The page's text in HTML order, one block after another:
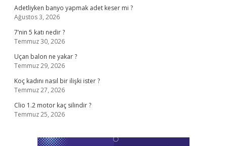
Adetliyken banyo yapmak adet keser mi ?
Ağustos 3, 2026
7’nin 5 katı nedir ?
Temmuz 30, 2026
Uçan balon ne yakar ?
Temmuz 29, 2026
Koç kadını nasıl bir ilişki ister ?
Temmuz 27, 2026
Clio 1.2 motor kaç silindir ?
Temmuz 25, 2026